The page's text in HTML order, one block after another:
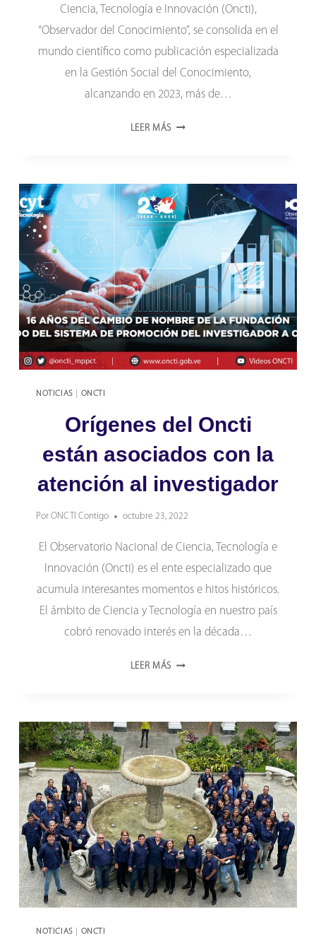
Ciencia, Tecnología e Innovación (Oncti),
“Observador del Conocimiento”, se consolida en el
mundo científico como publicación especializada
en la Gestión Social del Conocimiento,
alcanzando en 2023, más de…
LEER MÁS ONCTI
EL
MUNDO
CIENTÍFICO
NOTICIAS ONCTI
Orígenes del Oncti
están asociados con la
atención al investigador
Por ONCTI Contigo octubre 23, 2022
El Observatorio Nacional de Ciencia, Tecnología e
Innovación (Oncti) es el ente especializado que
acumula interesantes momentos e hitos históricos.
El ámbito de Ciencia y Tecnología en nuestro país
cobró renovado interés en la década…
LEER MÁS ORÍGENES
ASOCIADOS
CON
LA
ATENCIÓN
AL
INVESTIGADOR
NOTICIAS ONCTI